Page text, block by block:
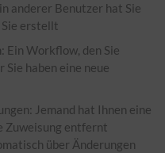
anderer Benutzer hat Sie
erstellt
Ein Workflow, den Sie
haben eine neue
Jemand hat Ihnen eine
Zuweisung entfernt
über Änderungen